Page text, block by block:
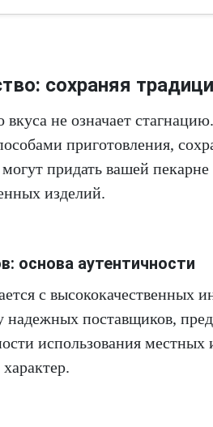
сохраняя
вкуса не означает
приготовления,
придать вашей
изделий.
основа аутентичности
с высококачественных
надежных поставщиков,
использования местных